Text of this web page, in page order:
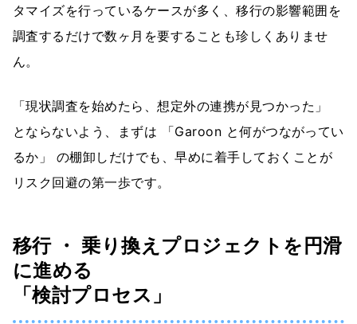
タマイズを行っているケースが多く、移行の影響範囲を
調査するだけで数ヶ月を要することも珍しくありませ
ん。
「現状調査を始めたら、想定外の連携が見つかった」
とならないよう、まずは 「Garoon と何がつながってい
るか」 の棚卸しだけでも、早めに着手しておくことが
リスク回避の第一歩です。
移行 ・ 乗り換えプロジェクトを円滑
に進める
「検討プロセス」